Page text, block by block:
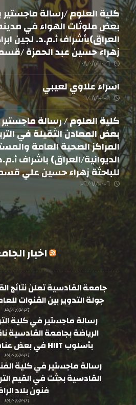
كلية العلوم /رسالة
بعض ملوثات الهواء في
العراق)بأشراف أ.م.د. لجين
زهراء حسين عبد الحمزة /قسم
٠٨/٠٨/٢٠٢٦
اسراء علاوي لعيبي
٠٦/٠٨/٢٠٢٦
كلية العلوم / رسالة
بعض المعادن الثقيلة في
المراكز الصحية العامة
الديوانية/العراق) باشراف
للباحثة زهراء حسين علي
٢٦/٠٧/٢٠٢٦
اخبار
جامعة القادسية تعلن نتائج
جولة التدوير بين القنوات للعام
٣١/٠٧/٢٠٢٦
رسالة ماجستير في كلية
الرياضة بجامعة القادسية
بأسلوب HIIT في بعض عناصر اللياقة البدنية
٢٨/٠٧/٢٠٢٦
رسالة ماجستير في كلية
القادسية بحثت في القيم
فنون بلاد
٢٨/٠٧/٢٠٢٦